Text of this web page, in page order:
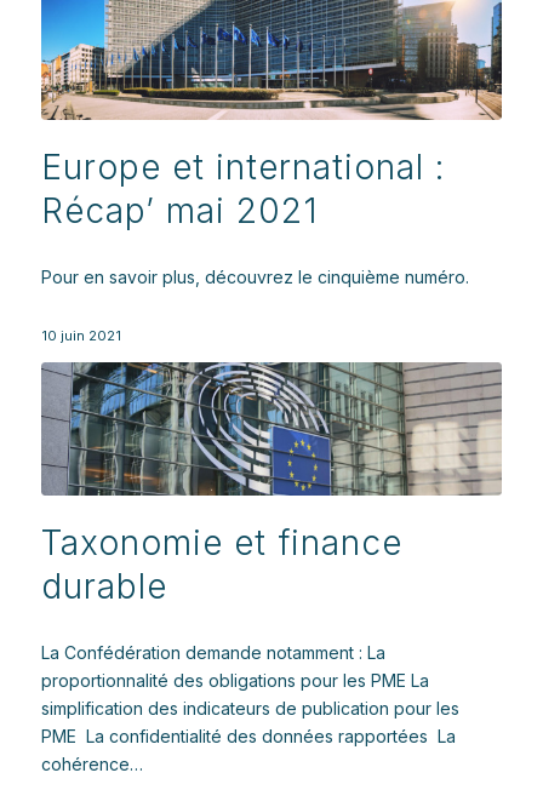
Europe et international :
Récap’ mai 2021
Pour en savoir plus, découvrez le cinquième numéro.
10 juin 2021
Taxonomie et finance
durable
La Confédération demande notamment : La
proportionnalité des obligations pour les PME La
simplification des indicateurs de publication pour les
PME La confidentialité des données rapportées La
cohérence…